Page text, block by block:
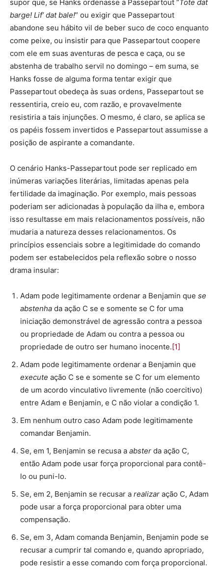
supor que, se Hanks ordenasse a Passepartout “Tote dat
barge! Lif’ dat bale!” ou exigir que Passepartout
abandone seu hábito vil de beber suco de coco enquanto
come peixe, ou insistir para que Passepartout coopere
com ele em suas aventuras de pesca e caça, ou se
abstenha de trabalho servil no domingo – em suma, se
Hanks fosse de alguma forma tentar exigir que
Passepartout obedeça às suas ordens, Passepartout se
ressentiria, creio eu, com razão, e provavelmente
resistiria a tais injunções. O mesmo, é claro, se aplica se
os papéis fossem invertidos e Passepartout assumisse a
posição de aspirante a comandante.
O cenário Hanks-Passepartout pode ser replicado em
inúmeras variações literárias, limitadas apenas pela
fertilidade da imaginação. Por exemplo, mais pessoas
poderiam ser adicionadas à população da ilha e, embora
isso resultasse em mais relacionamentos possíveis, não
mudaria a natureza desses relacionamentos. Os
princípios essenciais sobre a legitimidade do comando
podem ser estabelecidos pela reflexão sobre o nosso
drama insular:
Adam pode legitimamente ordenar a Benjamin que se
abstenha da ação C se e somente se C for uma
iniciação demonstrável de agressão contra a pessoa
ou propriedade de Adam ou contra a pessoa ou
propriedade de outro ser humano inocente. [1]
Adam pode legitimamente ordenar a Benjamin que
execute ação C se e somente se C for um elemento
de um acordo vinculativo livremente (não coercitivo)
entre Adam e Benjamin, e C não violar a condição 1.
Em nenhum outro caso Adam pode legitimamente
comandar Benjamin.
Se, em 1, Benjamin se recusa a abster da ação C,
então Adam pode usar força proporcional para contê-
lo ou puni-lo.
Se, em 2, Benjamin se recusar a realizar ação C, Adam
pode usar a força proporcional para obter uma
compensação.
Se, em 3, Adam comanda Benjamin, Benjamin pode se
recusar a cumprir tal comando e, quando apropriado,
pode resistir a esse comando com força proporcional.